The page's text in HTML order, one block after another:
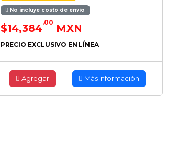
No incluye costo de envío
$14,384.00 MXN
PRECIO EXCLUSIVO EN LÍNEA
Agregar Más información